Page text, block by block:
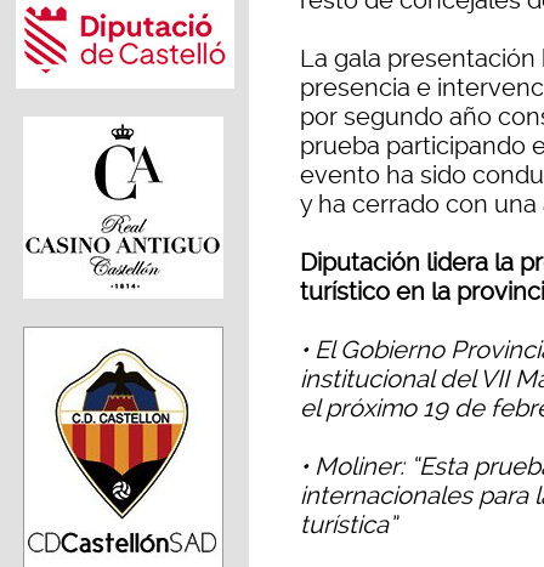
La gala
presencia e
por segundo año
prueba participando
evento ha sido
y ha cerrado con
Diputación lidera la
turístico en la
• El Gobierno
institucional del VII
el próximo 19 de
• Moliner: “Esta
internacionales para
turística”